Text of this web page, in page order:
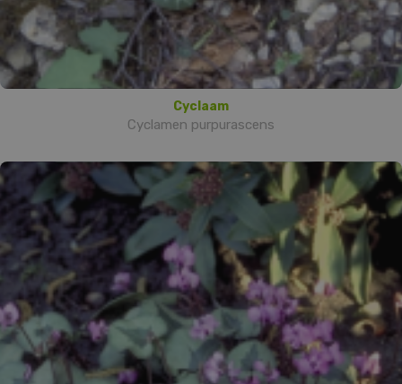
Cyclaam
Cyclamen purpurascens